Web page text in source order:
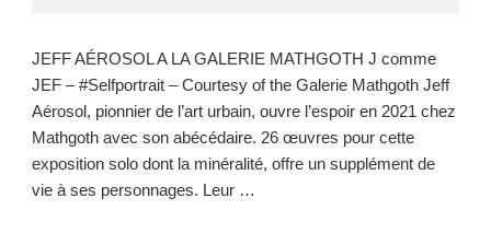
JEFF AÉROSOL A LA GALERIE MATHGOTH J comme
JEF – #Selfportrait – Courtesy of the Galerie Mathgoth Jeff
Aérosol, pionnier de l’art urbain, ouvre l’espoir en 2021 chez
Mathgoth avec son abécédaire. 26 œuvres pour cette
exposition solo dont la minéralité, offre un supplément de
vie à ses personnages. Leur …